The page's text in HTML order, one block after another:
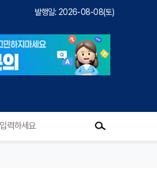
발행일: 2026-08-08(토)